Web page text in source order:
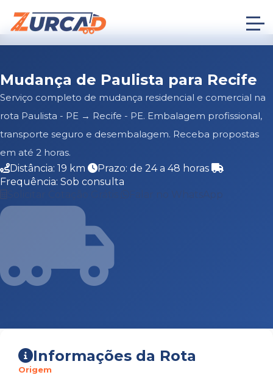
Mudança de Paulista para Recife
Serviço completo de mudança residencial e comercial na
rota Paulista - PE → Recife - PE. Embalagem profissional,
transporte seguro e desembalagem. Receba propostas
em até 2 horas.
Distância: 19 km
Prazo: de 24 a 48 horas
Frequência: Sob consulta
Falar no WhatsApp
Informações da Rota
Origem